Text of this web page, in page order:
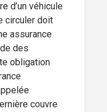
d’un véhicule
circuler doit
assurance
des
obligation
couvre